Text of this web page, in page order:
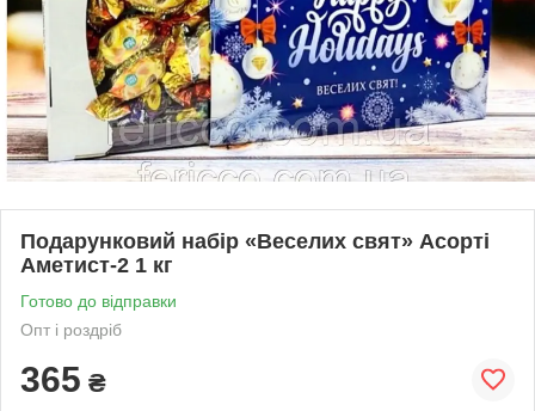
Подарунковий набір «Веселих свят» Асорті
Аметист-2 1 кг
Готово до відправки
Опт і роздріб
365 ₴